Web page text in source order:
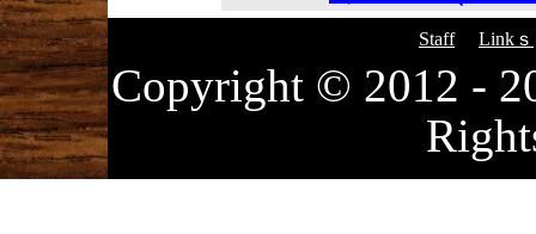
Staff Linkｓ
Copyright © 2012 -